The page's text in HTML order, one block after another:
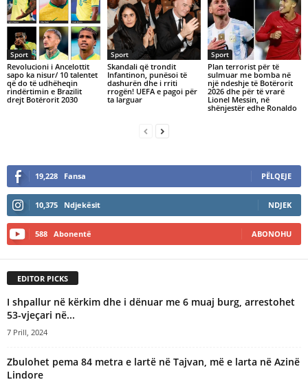
Sport
Revolucioni i Ancelottit
sapo ka nisur/ 10 talentet
që do të udhëheqin
rindërtimin e Brazilit
drejt Botërorit 2030
Sport
Skandali që trondit
Infantinon, punësoi të
dashurën dhe i rriti
rrogën! UEFA e pagoi për
ta larguar
Sport
Plan terrorist për të
sulmuar me bomba në
një ndeshje të Botërorit
2026 dhe për të vrarë
Lionel Messin, në
shënjestër edhe Ronaldo
19,228 Fansa PËLQEJE
10,375 Ndjekësit NDJEK
588 Abonentë ABONOHU
EDITOR PICKS
I shpallur në kërkim dhe i dënuar me 6 muaj burg, arrestohet
53-vjeçari në...
7 Prill, 2024
Zbulohet pema 84 metra e lartë në Tajvan, më e larta në Azinë
Lindore